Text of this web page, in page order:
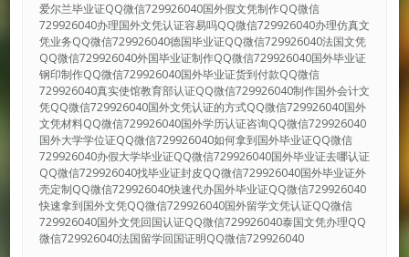
爱尔兰毕业证QQ微信729926040国外假文凭制作QQ微信
729926040办理国外文凭认证容易吗QQ微信729926040办理仿真文
凭业务QQ微信729926040德国毕业证QQ微信729926040法国文凭
QQ微信729926040外国毕业证制作QQ微信729926040国外毕业证
钢印制作QQ微信729926040国外毕业证货到付款QQ微信
729926040真实使馆教育部认证QQ微信729926040制作国外会计文
凭QQ微信729926040国外文凭认证的方式QQ微信729926040国外
文凭材料QQ微信729926040国外学历认证咨询QQ微信729926040
国外大学学位证QQ微信729926040如何拿到国外毕业证QQ微信
729926040办假大学毕业证QQ微信729926040国外毕业证去哪认证
QQ微信729926040找毕业证封皮QQ微信729926040国外毕业证外
壳定制QQ微信729926040快速代办国外毕业证QQ微信729926040
快速拿到国外文凭QQ微信729926040国外留学文凭认证QQ微信
729926040国外文凭回国认证QQ微信729926040泰国文凭办理QQ
微信729926040法国留学回国证明QQ微信729926040